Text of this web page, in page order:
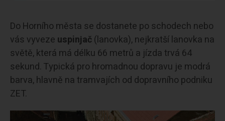
Do Horního města se dostanete po schodech nebo
vás vyveze uspinjač(lanovka), nejkratší lanovka na
světě, která má délku 66 metrů a jízda trvá 64
sekund. Typická pro hromadnou dopravu je modrá
barva, hlavně na tramvajích od dopravního podniku
ZET.